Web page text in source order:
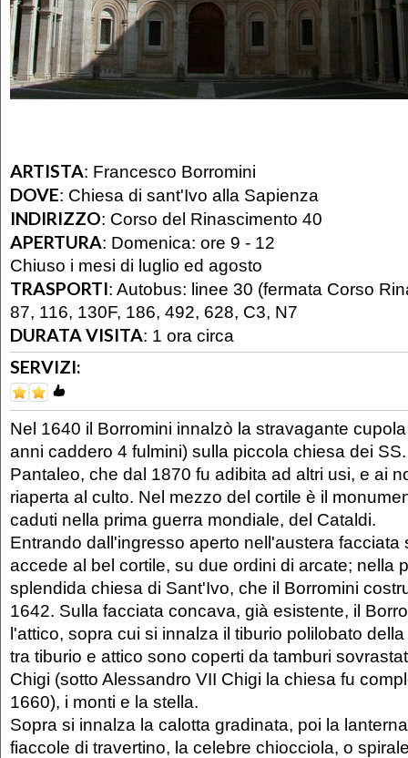
ARTISTA: Francesco Borromini
DOVE: Chiesa di sant'Ivo alla Sapienza
INDIRIZZO: Corso del Rinascimento 40
APERTURA: Domenica: ore 9 - 12
Chiuso i mesi di luglio ed agosto
TRASPORTI: Autobus: linee 30 (fermata Corso
87, 116, 130F, 186, 492, 628, C3, N7
DURATA VISITA: 1 ora circa
SERVIZI:
Nel 1640 il Borromini innalzò la stravagante
anni caddero 4 fulmini) sulla piccola chiesa dei
Pantaleo, che dal 1870 fu adibita ad altri usi, e ai
riaperta al culto. Nel mezzo del cortile è il
caduti nella prima guerra mondiale, del Cataldi.
Entrando dall'ingresso aperto nell'austera facciata
accede al bel cortile, su due ordini di arcate; nella
splendida chiesa di Sant'Ivo, che il Borromini
1642. Sulla facciata concava, già esistente, il
l'attico, sopra cui si innalza il tiburio polilobato
tra tiburio e attico sono coperti da tamburi
Chigi (sotto Alessandro VII Chigi la chiesa fu
1660), i monti e la stella.
Sopra si innalza la calotta gradinata, poi la
fiaccole di travertino, la celebre chiocciola, o